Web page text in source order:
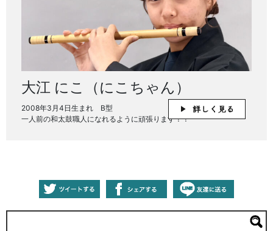
大江 にこ（にこちゃん）
2008年3月4日生まれ B型
一人前の和太鼓職人になれるように頑張ります！！